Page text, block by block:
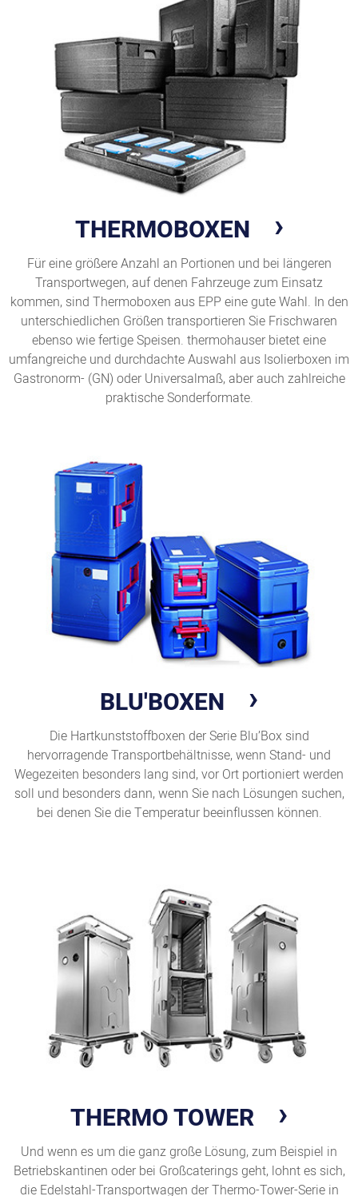
THERMOBOXEN
Für eine größere Anzahl an Portionen und bei längeren
Transportwegen, auf denen Fahrzeuge zum Einsatz
kommen, sind Thermoboxen aus EPP eine gute Wahl. In den
unterschiedlichen Größen transportieren Sie Frischwaren
ebenso wie fertige Speisen. thermohauser bietet eine
umfangreiche und durchdachte Auswahl aus Isolierboxen im
Gastronorm- (GN) oder Universalmaß, aber auch zahlreiche
praktische Sonderformate.
BLU'BOXEN
Die Hartkunststoffboxen der Serie Blu’Box sind
hervorragende Transportbehältnisse, wenn Stand- und
Wegezeiten besonders lang sind, vor Ort portioniert werden
soll und besonders dann, wenn Sie nach Lösungen suchen,
bei denen Sie die Temperatur beeinflussen können.
THERMO TOWER
Und wenn es um die ganz große Lösung, zum Beispiel in
Betriebskantinen oder bei Großcaterings geht, lohnt es sich,
die Edelstahl-Transportwagen der Thermo-Tower-Serie in